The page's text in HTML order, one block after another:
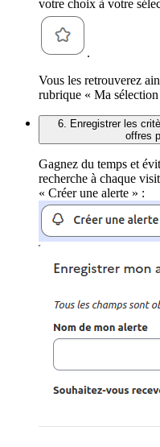
votre choix à votre
.
Vous les retrouverez
rubrique « Ma
6. Enregistrer les
offres
Gagnez du temps et
recherche à chaque
« Créer une alerte » :